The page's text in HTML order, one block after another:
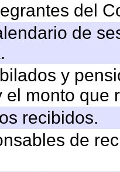
del
de
y
el monto que
recibidos.
de